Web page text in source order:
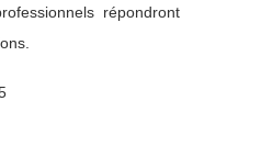
répondront